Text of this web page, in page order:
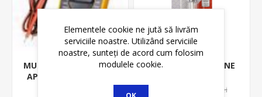
MULTIMETRU DIGITAL,
APARAT DE MASURA,
CREION DE TENSIUNE
9V;POLARITATE YT-
12,75 lei
Elementele cookie ne jută să livrăm
serviciile noastre. Utilizând serviciile
noastre, sunteți de acord cum folosim
modulele cookie.